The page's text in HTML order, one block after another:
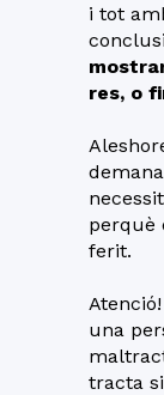
i tot
res, o
perquè
ferit.
una
tracta